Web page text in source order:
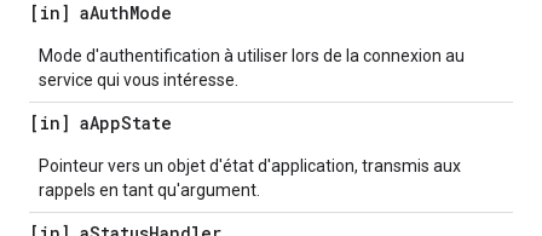
[in] aAuthMode
Mode d'authentification à utiliser lors de la connexion au
service qui vous intéresse.
[in] aAppState
Pointeur vers un objet d'état d'application, transmis aux
rappels en tant qu'argument.